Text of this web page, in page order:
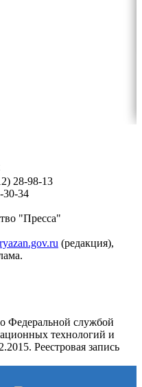
28-98-13
30-34
"Пресса"
(редакция),
Федеральной службой
технологий и
Реестровая запись